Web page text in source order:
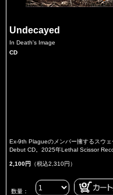
Undecayed
In Death's Image
CD
Ex-9th Plagueのメンバー擁するスウ
Debut CD。2025年Lethal Scissor
2,100円 （税込2,310円）
数量：